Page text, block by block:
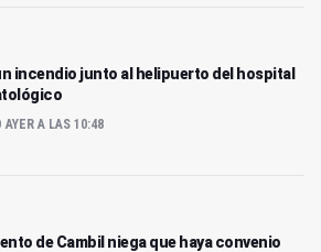
incendio junto al helipuerto del hospital
AYER A LAS 10:48
de Cambil niega que haya convenio